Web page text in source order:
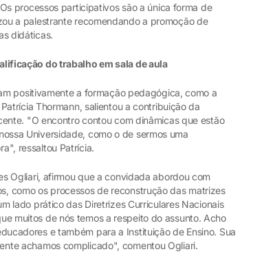
processos participativos são a única forma de
a palestrante recomendando a promoção de
didáticas.
do trabalho em sala de aula
positivamente a formação pedagógica, como a
Thormann, salientou a contribuição da
"O encontro contou com dinâmicas que estão
Universidade, como o de sermos uma
ressaltou Patrícia.
Ogliari, afirmou que a convidada abordou com
como os processos de reconstrução das matrizes
lado prático das Diretrizes Curriculares Nacionais
muitos de nós temos a respeito do assunto. Acho
e também para a Instituição de Ensino. Sua
achamos complicado", comentou Ogliari.